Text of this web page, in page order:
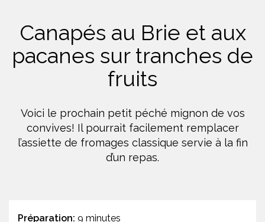
Canapés au Brie et aux
pacanes sur tranches de
fruits
Voici le prochain petit péché mignon de vos
convives! Il pourrait facilement remplacer
l’assiette de fromages classique servie à la fin
d’un repas.
Préparation: 9 minutes